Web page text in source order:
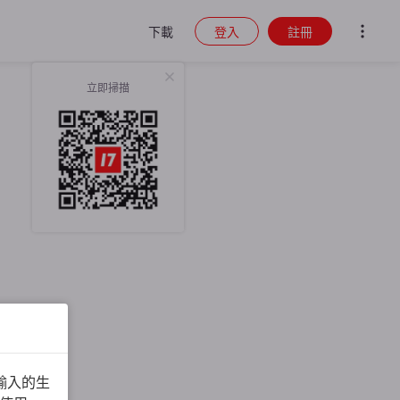
下載
立即掃描
登入 註冊
入的生